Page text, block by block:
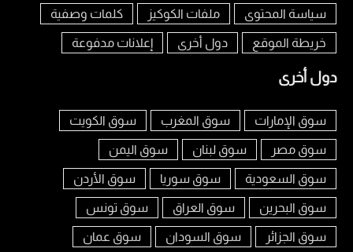
سياسة المحتوى ملفات الكوكيز كلمات وصفية
خريطة الموقع دول أخرى إعلانات مدفوعة
دول أخرى
سوق الإمارات سوق المغرب سوق الكويت
سوق مصر سوق لبنان سوق اليمن
سوق السعودية سوق سوريا سوق الأردن
سوق البحرين سوق العراق سوق تونس
سوق الجزائر سوق السودان سوق عمان